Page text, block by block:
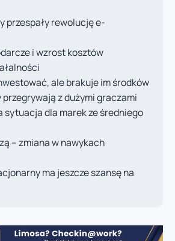
przespały rewolucję e-
i wzrost kosztów
ale brakuje im środków
z dużymi graczami
sytuacja dla marek ze średniego
– zmiana w nawykach
ma jeszcze szansę na